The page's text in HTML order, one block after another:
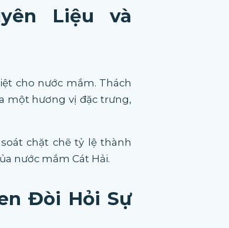
Liệu và
cho nước mắm. Thách
một hương vị đặc trưng,
chặt chẽ tỷ lệ thành
nước mắm Cát Hải.
Đòi Hỏi Sự